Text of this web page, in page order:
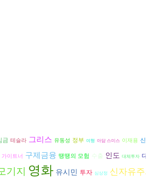
금 테슬라 그리스 유동성 정부 여행 아담 스미스 이재용
가이트너 구제금융 땡땡의 모험 수출 인도 대체투자
기지 영화 유시민 투자 심상정 신자유주